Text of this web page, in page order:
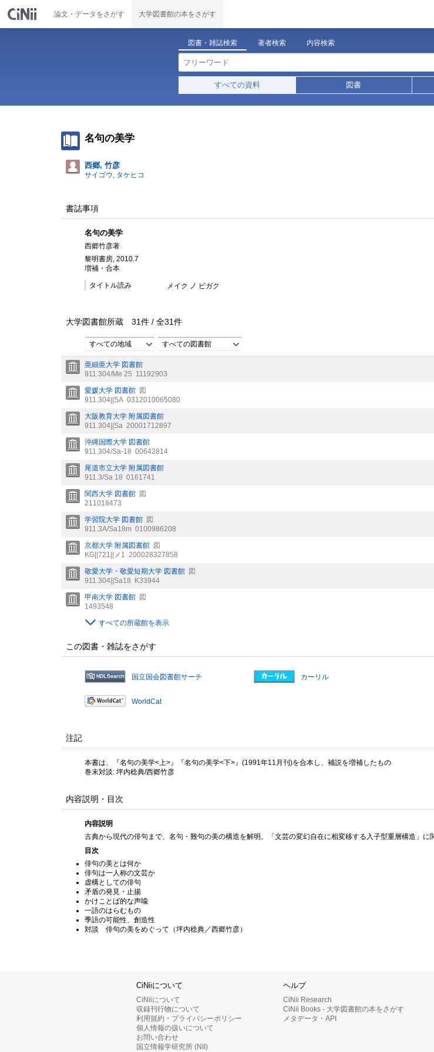
論文・データをさがす 大学図書館の本をさがす
図書・雑誌検索 著者検索 内容検索
すべての資料 図書
名句の美学
西郷, 竹彦
サイゴウ, タケヒコ
書誌事項
名句の美学
西郷竹彦著
黎明書房, 2010.7
増補・合本
タイトル読み メイク ノ ビガク
大学図書館所蔵 31件 / 全31件
すべての地域 すべての図書館
亜細亜大学 図書館
911.304/Me 25 11192903
愛媛大学 図書館 図
911.304||SA 0312010065080
大阪教育大学 附属図書館
911.304||Sa 20001712897
沖縄国際大学 図書館
911.304/Sa-18 00642814
尾道市立大学 附属図書館
911.3/Sa 18 0161741
関西大学 図書館 図
211018473
学習院大学 図書館 図
911.3A/Sa18m 0100986208
京都大学 附属図書館 図
KG||721||メ1
200028327858
敬愛大学・敬愛短期大学 図書館 図
911.304||Sa18 K33944
甲南大学 図書館 図
1493548
すべての所蔵館を表示
この図書・雑誌をさがす
国立国会図書館サーチ カーリル
WorldCat
注記
本書は、『名句の美学<上>』『名句の美学<下>』(1991年11月刊)を合本し、補説を増補したもの
巻末対談: 坪内稔典/西郷竹彦
内容説明・目次
内容説明
古典から現代の俳句まで、名句・難句の美の構造を解明。「文芸の変幻自在に相変移する入子型重層構造」に
目次
俳句の美とは何か
俳句は一人称の文芸か
虚構としての俳句
矛盾の発見・止揚
かけことば的な声喩
一語のはらむもの
季語の可能性、創造性
対談 俳句の美をめぐって（坪内稔典／西郷竹彦）
CiNiiについて
CiNiiについて
収録刊行物について
利用規約・プライバシーポリシー
個人情報の扱いについて
お問い合わせ
国立情報学研究所 (NII)
ヘルプ
CiNii Research
CiNii Books - 大学図書館の本をさがす
メタデータ・API